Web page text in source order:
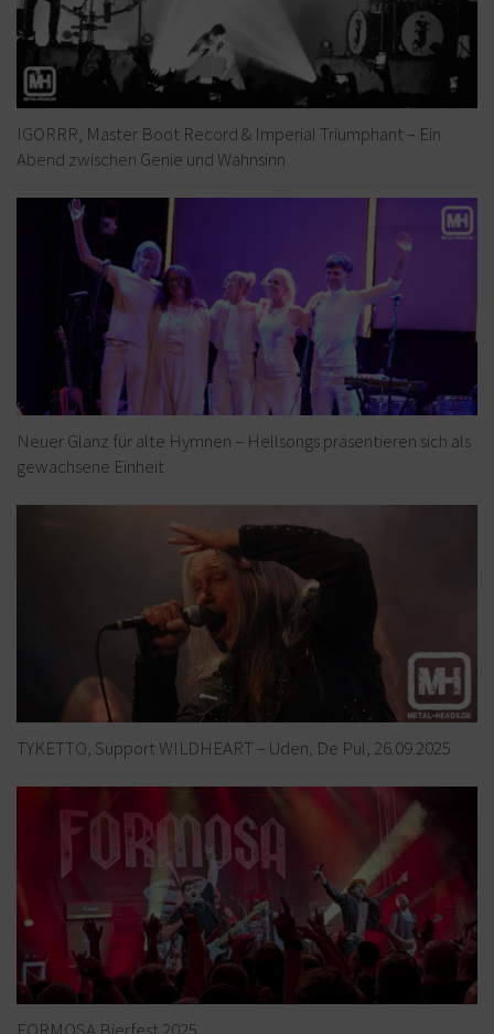
IGORRR, Master Boot Record & Imperial Triumphant – Ein
Abend zwischen Genie und Wahnsinn
Neuer Glanz für alte Hymnen – Hellsongs präsentieren sich als
gewachsene Einheit
TYKETTO, Support WILDHEART – Uden, De Pul, 26.09.2025